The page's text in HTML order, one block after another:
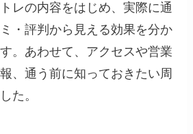
レの内容をはじめ、実際に通
・評判から見える効果を分か
。あわせて、アクセスや営業
、通う前に知っておきたい周
た。